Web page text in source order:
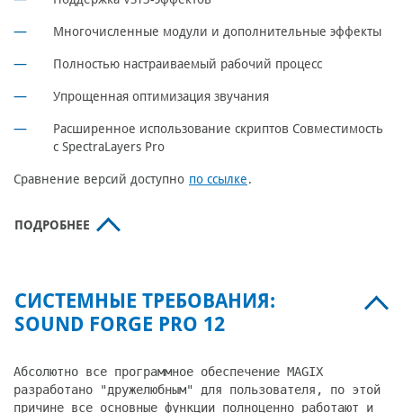
Многочисленные модули и дополнительные эффекты
Полностью настраиваемый рабочий процесс
Упрощенная оптимизация звучания
Расширенное использование скриптов Совместимость
с SpectraLayers Pro
Сравнение версий доступно по ссылке.
ПОДРОБНЕЕ
СИСТЕМНЫЕ ТРЕБОВАНИЯ:
SOUND FORGE PRO 12
Абсолютно все программное обеспечение MAGIX
разработано "дружелюбным" для пользователя, по этой
причине все основные функции полноценно работают и